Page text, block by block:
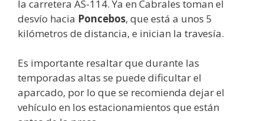
la carretera AS-114. Ya en Cabrales toman el
desvío hacia Poncebos, que está a unos 5
kilómetros de distancia, e inician la travesía.
Es importante resaltar que durante las
temporadas altas se puede dificultar el
aparcado, por lo que se recomienda dejar el
vehículo en los estacionamientos que están